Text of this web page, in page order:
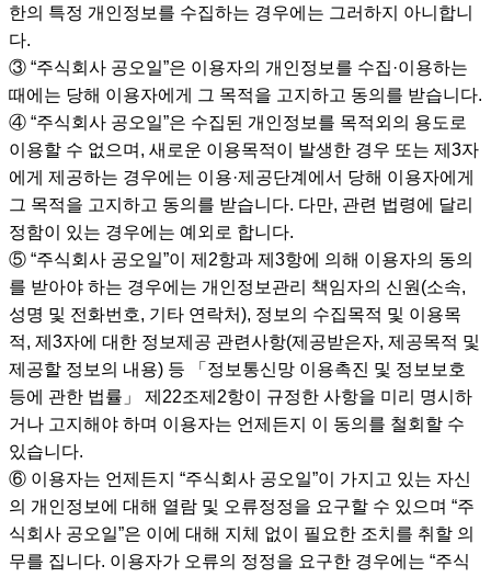
한의 특정 개인정보를 수집하는 경우에는 그러하지 아니합니
다.
③ “주식회사 공오일”은 이용자의 개인정보를 수집·이용하는
때에는 당해 이용자에게 그 목적을 고지하고 동의를 받습니다.
④ “주식회사 공오일”은 수집된 개인정보를 목적외의 용도로
이용할 수 없으며, 새로운 이용목적이 발생한 경우 또는 제3자
에게 제공하는 경우에는 이용·제공단계에서 당해 이용자에게
그 목적을 고지하고 동의를 받습니다. 다만, 관련 법령에 달리
정함이 있는 경우에는 예외로 합니다.
⑤ “주식회사 공오일”이 제2항과 제3항에 의해 이용자의 동의
를 받아야 하는 경우에는 개인정보관리 책임자의 신원(소속,
성명 및 전화번호, 기타 연락처), 정보의 수집목적 및 이용목
적, 제3자에 대한 정보제공 관련사항(제공받은자, 제공목적 및
제공할 정보의 내용) 등 「정보통신망 이용촉진 및 정보보호
등에 관한 법률」 제22조제2항이 규정한 사항을 미리 명시하
거나 고지해야 하며 이용자는 언제든지 이 동의를 철회할 수
있습니다.
⑥ 이용자는 언제든지 “주식회사 공오일”이 가지고 있는 자신
의 개인정보에 대해 열람 및 오류정정을 요구할 수 있으며 “주
식회사 공오일”은 이에 대해 지체 없이 필요한 조치를 취할 의
무를 집니다. 이용자가 오류의 정정을 요구한 경우에는 “주식